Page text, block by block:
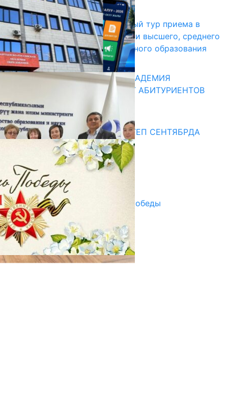
17.07.2026
В Кыргызстане начался первый тур приема в
образовательные организации высшего, среднего
и начального профессионального образования
13.07.2026
КЫРГЫЗКО-РОССИЙСКАЯ АКАДЕМИЯ
ОБРАЗОВАНИЯ ПРИГЛАШАЕТ АБИТУРИЕНТОВ
10.07.2026
Медиа
СУЗАКТА 750 ОРУНДУУ МЕКТЕП СЕНТЯБРДА
ПАЙДАЛАНУУГА БЕРИЛЕТ
07.08.2025
Улуу Жеңиштин жандуу сөзү
29.04.2025
Награды в преддверии Дня Победы
29.04.2025